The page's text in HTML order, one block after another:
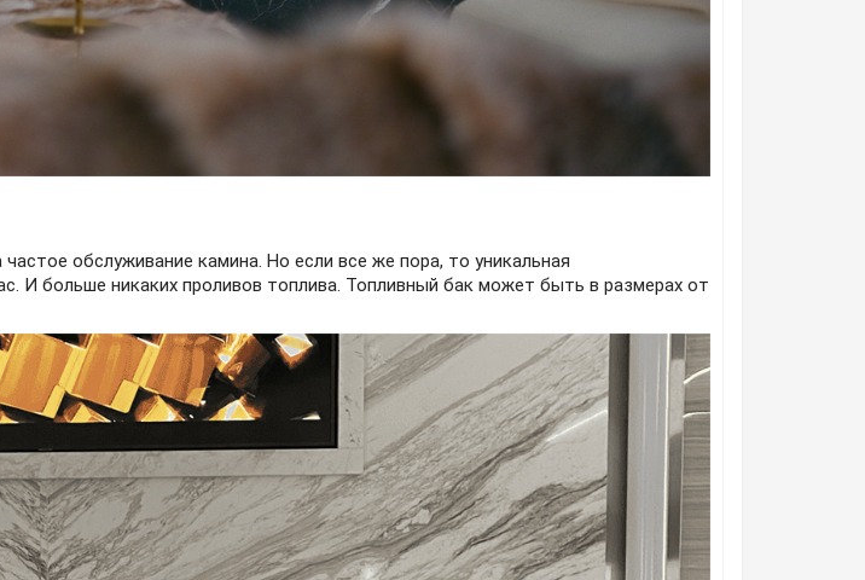
обслуживание камина. Но если все же пора, то уникальная
И больше никаких проливов топлива. Топливный бак может быть в размерах от